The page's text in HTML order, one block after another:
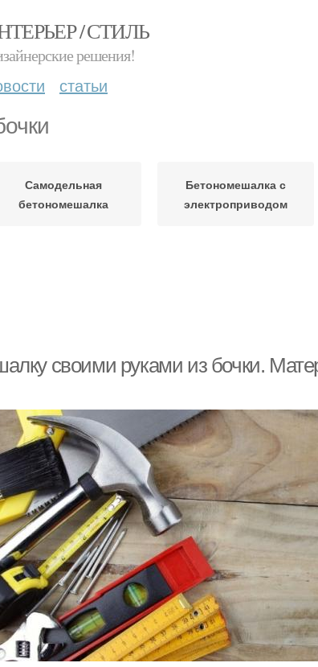
/ СТИЛЬ
решения!
статьи
Самодельная
бетономешалка
Бетономешалка с
электроприводом
своими руками из бочки.